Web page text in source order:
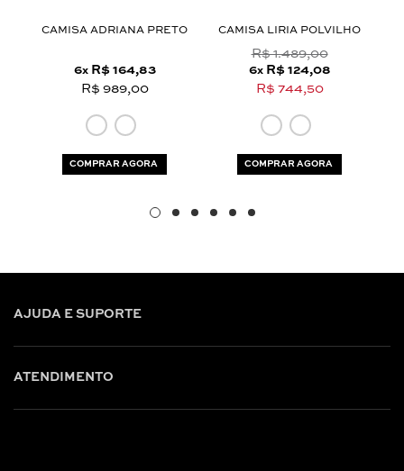
CAMISA ADRIANA PRETO
6x R$ 164,83
R$ 989,00
COMPRAR AGORA
CAMISA LIRIA POLVILHO
R$ 1.489,00
6x R$ 124,08
R$ 744,50
COMPRAR AGORA
AJUDA E SUPORTE
ATENDIMENTO